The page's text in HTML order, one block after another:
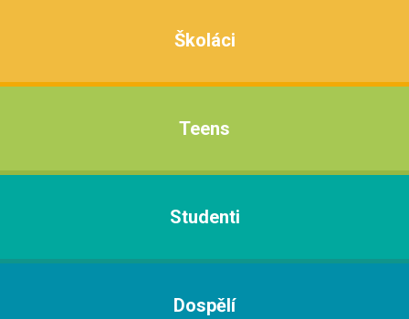
Školáci
Teens
Studenti
Dospělí